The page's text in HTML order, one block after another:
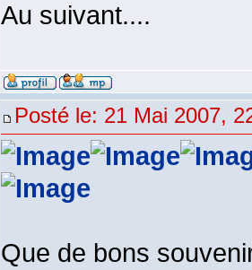
Au suivant....
Posté le: 21 Mai 2007,
Que de bons